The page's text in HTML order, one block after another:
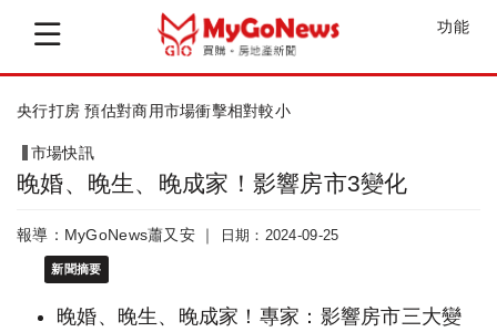
功能
央行打房 預估對商用市場衝擊相對較小
市場快訊
晚婚、晚生、晚成家！影響房市3變化
報導：MyGoNews蕭又安 ｜ 日期：2024-09-25
新聞摘要
晚婚、晚生、晚成家！專家：影響房市三大變